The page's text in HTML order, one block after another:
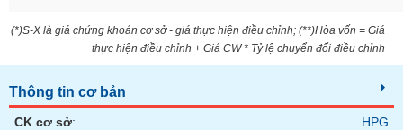
(*)S-X là giá chứng khoán cơ sở - giá thực hiện điều chỉnh; (**)Hòa vốn = Giá
thực hiện điều chỉnh + Giá CW * Tỷ lệ chuyển đổi điều chỉnh
Thông tin cơ bản
CK cơ sở:
HPG
Sách
tài